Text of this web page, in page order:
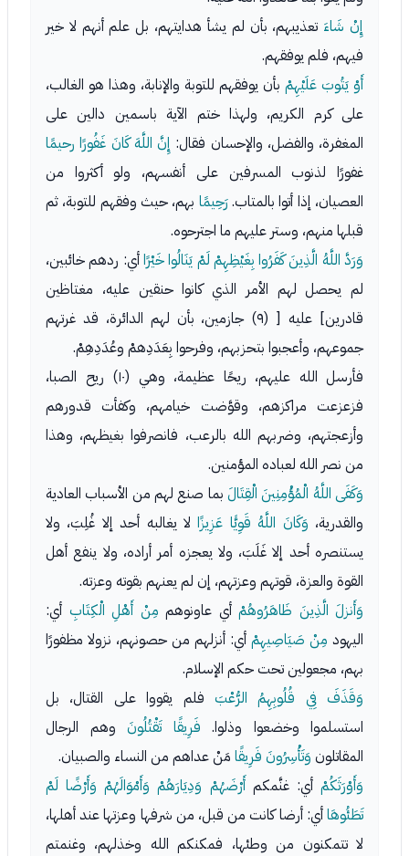
إِنْ شَاءَ تعذيبهم، بأن لم يشأ هدايتهم، بل علم أنهم لا خير
فيهم، فلم يوفقهم.
أَوْ يَتُوبَ عَلَيْهِمْ بأن يوفقهم للتوبة والإنابة، وهذا هو الغالب،
على كرم الكريم، ولهذا ختم الآية باسمين دالين على
المغفرة، والفضل، والإحسان فقال: إِنَّ اللَّهَ كَانَ غَفُورًا رحيمًا
غفورًا لذنوب المسرفين على أنفسهم، ولو أكثروا من
العصيان، إذا أتوا بالمتاب.رَحِيمًا بهم، حيث وفقهم للتوبة، ثم
قبلها منهم، وستر عليهم ما اجترحوه.
وَرَدَّ اللَّهُ الَّذِينَ كَفَرُوا بِغَيْظِهِمْ لَمْ يَنَالُوا خَيْرًاأي: ردهم خائبين،
لم يحصل لهم الأمر الذي كانوا حنقين عليه، مغتاظين
قادرين] عليه [ (٩) جازمين، بأن لهم الدائرة، قد غرتهم
جموعهم، وأعجبوا بتحزبهم، وفرحوا بِعَدَدِهمْ وعُدَدِهِمْ.
فأرسل الله عليهم، ريحًا عظيمة، وهي (١٠) ريح الصبا،
فزعزعت مراكزهم، وقوَّضت خيامهم، وكفأت قدورهم
وأزعجتهم، وضربهم الله بالرعب، فانصرفوا بغيظهم، وهذا
من نصر الله لعباده المؤمنين.
وَكَفَى اللَّهُ الْمُؤْمِنِينَ الْقِتَالَ بما صنع لهم من الأسباب العادية
والقدرية، وَكَانَ اللَّهُ قَوِيًّا عَزِيزًالا يغالبه أحد إلا غُلِبَ، ولا
يستنصره أحد إلا غَلَبَ، ولا يعجزه أمر أراده، ولا ينفع أهل
القوة والعزة، قوتهم وعزتهم، إن لم يعنهم بقوته وعزته.
وَأَنزلَ الَّذِينَ ظَاهَرُوهُمْ أي عاونوهم مِنْ أَهْلِ الْكِتَابِ أي:
اليهود مِنْ صَيَاصِيهِمْ أي: أنزلهم من حصونهم، نزولا مظفورًا
بهم، مجعولين تحت حكم الإسلام.
وَقَذَفَ فِي قُلُوبِهِمُ الرُّعْبَ فلم يقووا على القتال، بل
استسلموا وخضعوا وذلوا. فَرِيقًا تَقْتُلُونَ وهم الرجال
المقاتلون وَتَأْسِرُونَ فَرِيقًا مَنْ عداهم من النساء والصبيان.
وَأَوْرَثَكُمْأي: غنَّمكمأَرْضَهُمْ وَدِيَارَهُمْ وَأَمْوَالَهُمْ وَأَرْضًا لَمْ
تَطَئُوهَاأي: أرضا كانت من قبل، من شرفها وعزتها عند أهلها،
لا تتمكنون من وطئها، فمكنكم الله وخذلهم، وغنمتم